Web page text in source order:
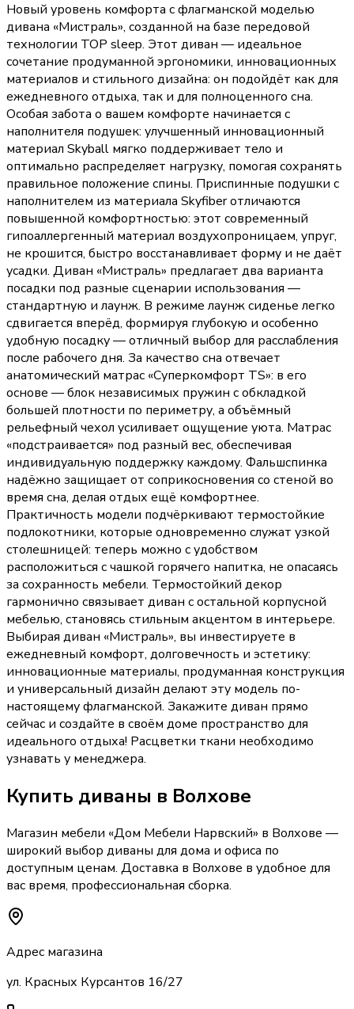
Новый уровень комфорта с флагманской моделью
дивана «Мистраль», созданной на базе передовой
технологии TOP sleep. Этот диван — идеальное
сочетание продуманной эргономики, инновационных
материалов и стильного дизайна: он подойдёт как для
ежедневного отдыха, так и для полноценного сна.
Особая забота о вашем комфорте начинается с
наполнителя подушек: улучшенный инновационный
материал Skyball мягко поддерживает тело и
оптимально распределяет нагрузку, помогая сохранять
правильное положение спины. Приспинные подушки с
наполнителем из материала Skyfiber отличаются
повышенной комфортностью: этот современный
гипоаллергенный материал воздухопроницаем, упруг,
не крошится, быстро восстанавливает форму и не даёт
усадки. Диван «Мистраль» предлагает два варианта
посадки под разные сценарии использования —
стандартную и лаунж. В режиме лаунж сиденье легко
сдвигается вперёд, формируя глубокую и особенно
удобную посадку — отличный выбор для расслабления
после рабочего дня. За качество сна отвечает
анатомический матрас «Суперкомфорт TS»: в его
основе — блок независимых пружин с обкладкой
большей плотности по периметру, а объёмный
рельефный чехол усиливает ощущение уюта. Матрас
«подстраивается» под разный вес, обеспечивая
индивидуальную поддержку каждому. Фальшспинка
надёжно защищает от соприкосновения со стеной во
время сна, делая отдых ещё комфортнее.
Практичность модели подчёркивают термостойкие
подлокотники, которые одновременно служат узкой
столешницей: теперь можно с удобством
расположиться с чашкой горячего напитка, не опасаясь
за сохранность мебели. Термостойкий декор
гармонично связывает диван с остальной корпусной
мебелью, становясь стильным акцентом в интерьере.
Выбирая диван «Мистраль», вы инвестируете в
ежедневный комфорт, долговечность и эстетику:
инновационные материалы, продуманная конструкция
и универсальный дизайн делают эту модель по-
настоящему флагманской. Закажите диван прямо
сейчас и создайте в своём доме пространство для
идеального отдыха! Расцветки ткани необходимо
узнавать у менеджера.
Купить диваны в Волхове
Магазин мебели «Дом Мебели Нарвский» в Волхове —
широкий выбор диваны для дома и офиса по
доступным ценам. Доставка в Волхове в удобное для
вас время, профессиональная сборка.
Адрес магазина
ул. Красных Курсантов 16/27